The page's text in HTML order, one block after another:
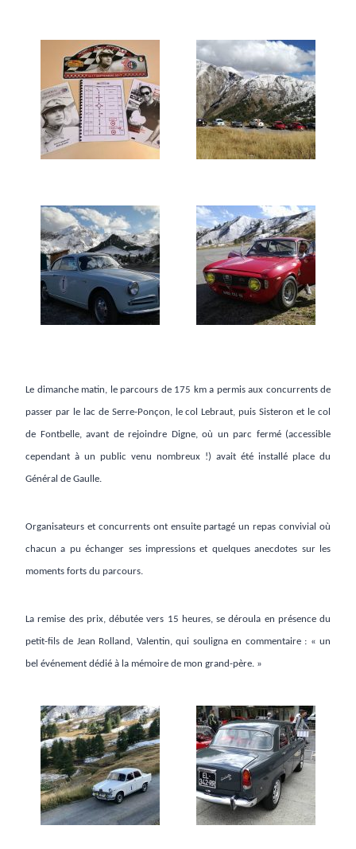
Le dimanche matin, le parcours de 175 km a permis aux concurrents de
passer par le lac de Serre-Ponçon, le col Lebraut, puis Sisteron et le col
de Fontbelle, avant de rejoindre Digne, où un parc fermé (accessible
cependant à un public venu nombreux !) avait été installé place du
Général de Gaulle.
Organisateurs et concurrents ont ensuite partagé un repas convivial où
chacun a pu échanger ses impressions et quelques anecdotes sur les
moments forts du parcours.
La remise des prix, débutée vers 15 heures, se déroula en présence du
petit-fils de Jean Rolland, Valentin, qui souligna en commentaire : « un
bel événement dédié à la mémoire de mon grand-père. »